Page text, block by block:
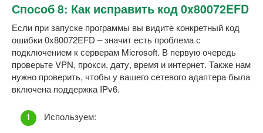
Способ 8: Как исправить код 0x80072EFD
Если при запуске программы вы видите конкретный код
ошибки 0x80072EFD – значит есть проблема с
подключением к серверам Microsoft. В первую очередь
проверьте VPN, прокси, дату, время и интернет. Также нам
нужно проверить, чтобы у вашего сетевого адаптера была
включена поддержка IPv6.
Используем: